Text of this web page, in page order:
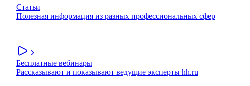
Статьи
Полезная информация из разных профессиональных сфер
Бесплатные вебинары
Рассказывают и показывают ведущие эксперты hh.ru